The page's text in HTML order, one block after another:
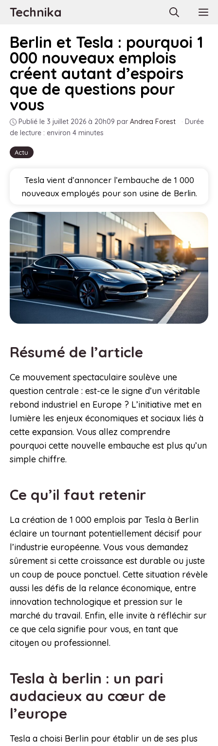
AllerTechnika
Actu
Berlin et Tesla : pourquoi 1
000 nouveaux emplois
créent autant d’espoirs
que de questions pour
vous
Publié le 3 juillet 2026 à 20h09 par Andrea Forest · Durée
de lecture : environ 4 minutes
Tesla vient d’annoncer l’embauche de 1 000
nouveaux employés pour son usine de Berlin.
Résumé de l’article
Ce mouvement spectaculaire soulève une
question centrale : est-ce le signe d’un véritable
rebond industriel en Europe ? L’initiative met en
lumière les enjeux économiques et sociaux liés à
cette expansion. Vous allez comprendre
pourquoi cette nouvelle embauche est plus qu’un
simple chiffre.
Ce qu’il faut retenir
La création de 1 000 emplois par Tesla à Berlin
éclaire un tournant potentiellement décisif pour
l’industrie européenne. Vous vous demandez
sûrement si cette croissance est durable ou juste
un coup de pouce ponctuel. Cette situation révèle
aussi les défis de la relance économique, entre
innovation technologique et pression sur le
marché du travail. Enfin, elle invite à réfléchir sur
ce que cela signifie pour vous, en tant que
citoyen ou professionnel.
Tesla à berlin : un pari
audacieux au cœur de
l’europe
Tesla a choisi Berlin pour établir un de ses plus